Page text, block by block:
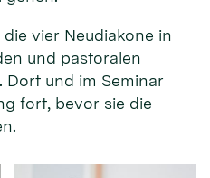
vier Neudiakone in
und pastoralen
Dort und im Seminar
fort, bevor sie die